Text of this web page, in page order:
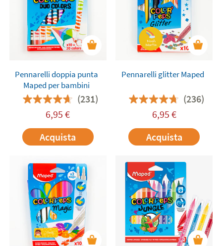
Pennarelli doppia punta
Maped per bambini
(231)
6,95 €
Acquista
Pennarelli glitter Maped
(236)
6,95 €
Acquista